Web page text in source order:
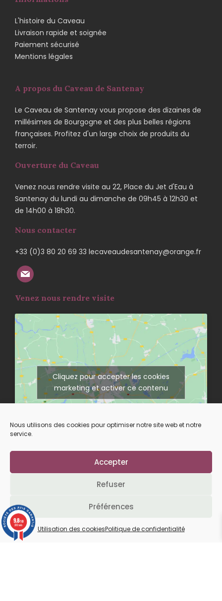
Nous utilisons des cookies pour optimiser notre site web et notre
service.
Accepter
Refuser
Préférences
Utilisation des cookiesPolitique de confidentialité
L'histoire du Caveau
Livraison rapide et soignée
Paiement sécurisé
Mentions légales
A propos du Caveau de Santenay
Le Caveau de Santenay vous propose des dizaines de
millésimes de Bourgogne et des plus belles régions
françaises. Profitez d'un large choix de produits du
terroir.
Ouverture du Caveau
Venez nous rendre visite au 22, Place du Jet d'Eau à
Santenay du lundi au dimanche de 09h45 à 12h30 et
de 14h00 à 18h30.
Nous contacter
+33 (0)3 80 20 69 33 lecaveaudesantenay@orange.fr
Venez nous rendre visite
Cliquez pour accepter les cookies
marketing et activer ce contenu
L’abus d’alcool est dangereux pour la santé.
À consommer avec modération.
9.8/10
200 avis